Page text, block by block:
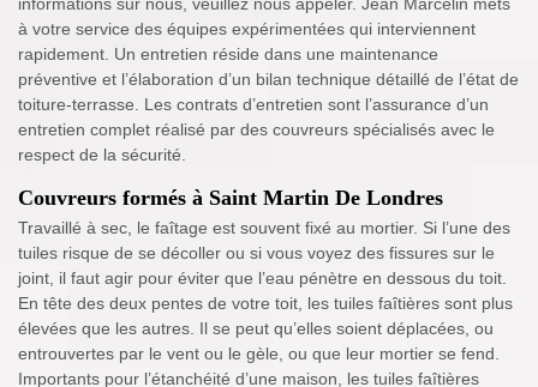
informations sur nous, veuillez nous appeler. Jean Marcelin mets
à votre service des équipes expérimentées qui interviennent
rapidement. Un entretien réside dans une maintenance
préventive et l’élaboration d’un bilan technique détaillé de l’état de
toiture-terrasse. Les contrats d’entretien sont l’assurance d’un
entretien complet réalisé par des couvreurs spécialisés avec le
respect de la sécurité.
Couvreurs formés à Saint Martin De Londres
Travaillé à sec, le faîtage est souvent fixé au mortier. Si l’une des
tuiles risque de se décoller ou si vous voyez des fissures sur le
joint, il faut agir pour éviter que l’eau pénètre en dessous du toit.
En tête des deux pentes de votre toit, les tuiles faîtières sont plus
élevées que les autres. Il se peut qu’elles soient déplacées, ou
entrouvertes par le vent ou le gèle, ou que leur mortier se fend.
Importants pour l’étanchéité d’une maison, les tuiles faîtières